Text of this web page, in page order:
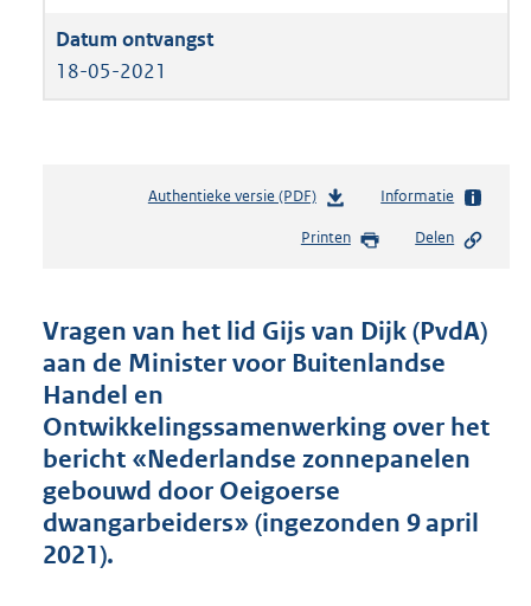
18-05-2021
Authentieke versie (PDF)b
s
d
s
r
o
t
t
Informatie
Printen Delen
Vragen van het lid Gijs van Dijk (PvdA)
aan de Minister voor Buitenlandse
Handel en
Ontwikkelingssamenwerking over het
bericht «Nederlandse zonnepanelen
gebouwd door Oeigoerse
dwangarbeiders» (ingezonden 9 april
2021).